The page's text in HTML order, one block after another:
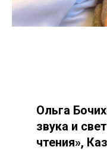
Ольга
звука и
чтения»,